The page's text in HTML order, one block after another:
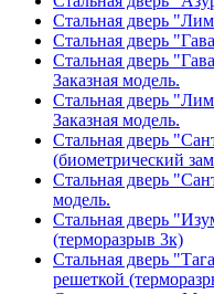
Стальная дверь
Стальная дверь
Стальная дверь
Заказная модель.
Стальная дверь
Заказная модель.
Стальная дверь
(биометрический
Стальная дверь
модель.
Стальная дверь
(терморазрыв 3к)
Стальная дверь
решеткой